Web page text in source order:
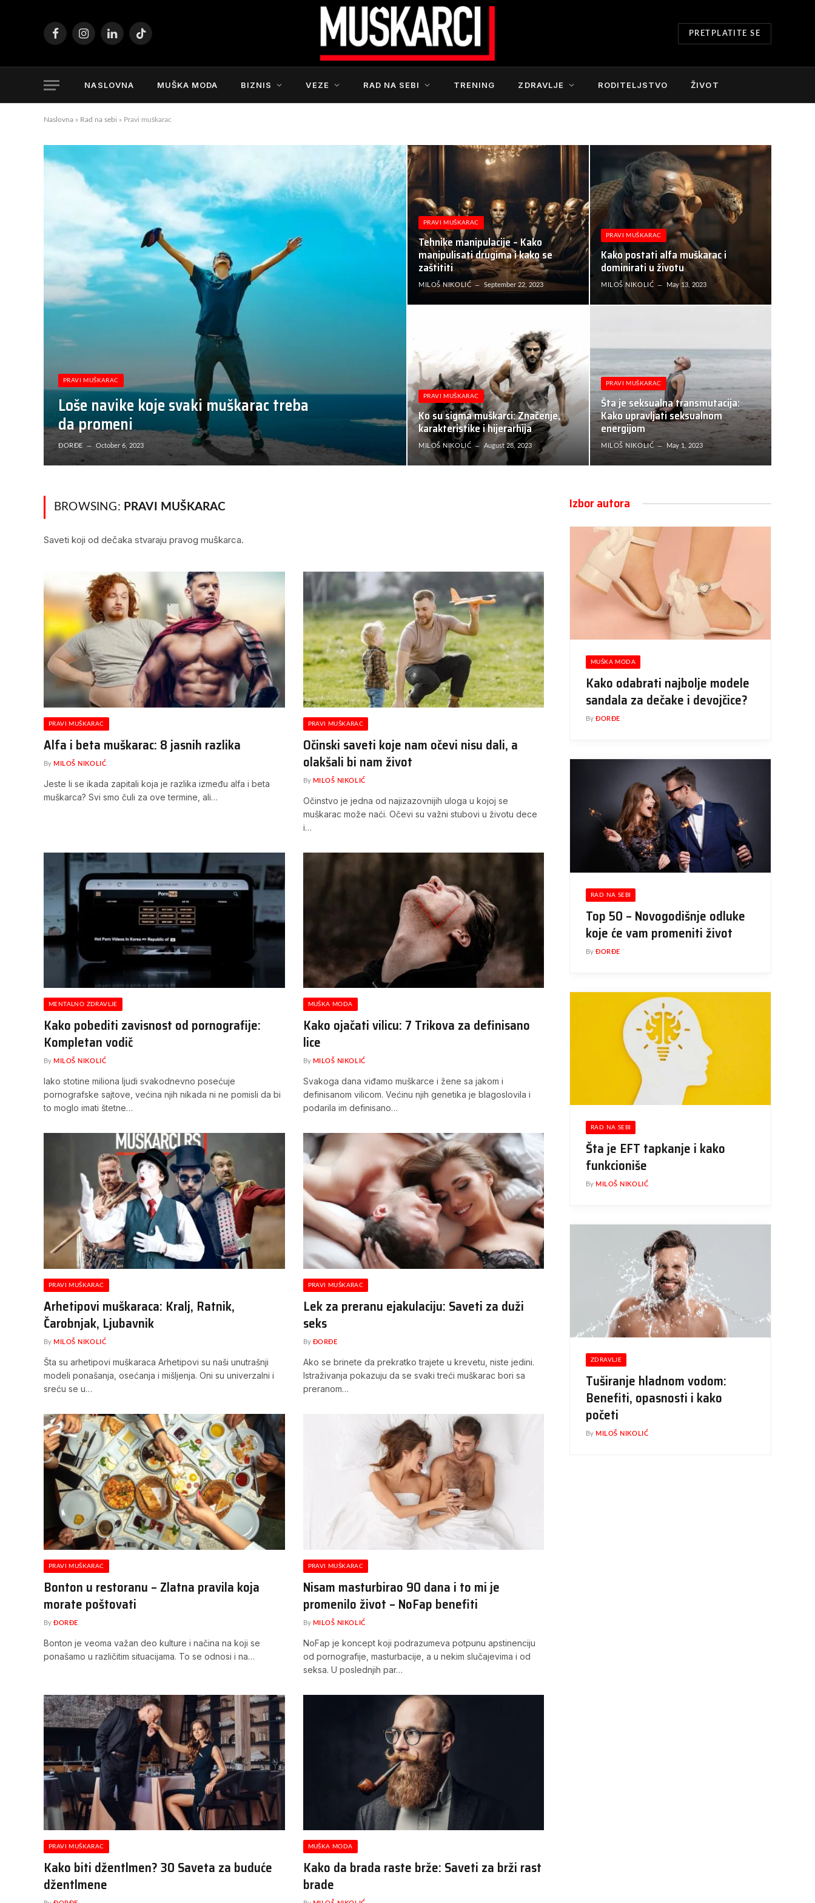
FacebookInstagramLinkedInTikTok
PRETPLATITE SE
NASLOVNA MUŠKA MODA BIZNIS VEZE RAD NA SEBI TRENING ZDRAVLJE RODITELJSTVO ŽIVOT
Naslovna » Rad na sebi » Pravi muškarac
PRAVI MUŠKARAC
Loše navike koje svaki muškarac treba
da promeni
ĐORĐE October 6, 2023
PRAVI MUŠKARAC
Tehnike manipulacije – Kako
manipulisati drugima i kako se
zaštititi
MILOŠ NIKOLIĆ September 22, 2023
PRAVI MUŠKARAC
Ko su sigma muškarci: Značenje,
karakteristike i hijerarhija
MILOŠ NIKOLIĆ August 28, 2023
PRAVI MUŠKARAC
Kako postati alfa muškarac i
dominirati u životu
MILOŠ NIKOLIĆ May 13, 2023
PRAVI MUŠKARAC
Šta je seksualna transmutacija:
Kako upravljati seksualnom
energijom
MILOŠ NIKOLIĆ May 1, 2023
BROWSING: PRAVI MUŠKARAC
Saveti koji od dečaka stvaraju pravog muškarca.
PRAVI MUŠKARAC
Alfa i beta muškarac: 8 jasnih razlika
By MILOŠ NIKOLIĆ
Jeste li se ikada zapitali koja je razlika između alfa i beta
muškarca? Svi smo čuli za ove termine, ali…
PRAVI MUŠKARAC
Očinski saveti koje nam očevi nisu dali, a
olakšali bi nam život
By MILOŠ NIKOLIĆ
Očinstvo je jedna od najizazovnijih uloga u kojoj se
muškarac može naći. Očevi su važni stubovi u životu dece
i…
MENTALNO ZDRAVLJE
Kako pobediti zavisnost od pornografije:
Kompletan vodič
By MILOŠ NIKOLIĆ
Iako stotine miliona ljudi svakodnevno posećuje
pornografske sajtove, većina njih nikada ni ne pomisli da bi
to moglo imati štetne…
MUŠKA MODA
Kako ojačati vilicu: 7 Trikova za definisano
lice
By MILOŠ NIKOLIĆ
Svakoga dana viđamo muškarce i žene sa jakom i
definisanom vilicom. Većinu njih genetika je blagoslovila i
podarila im definisano…
PRAVI MUŠKARAC
Arhetipovi muškaraca: Kralj, Ratnik,
Čarobnjak, Ljubavnik
By MILOŠ NIKOLIĆ
Šta su arhetipovi muškaraca Arhetipovi su naši unutrašnji
modeli ponašanja, osećanja i mišljenja. Oni su univerzalni i
sreću se u…
PRAVI MUŠKARAC
Lek za preranu ejakulaciju: Saveti za duži
seks
By ĐORĐE
Ako se brinete da prekratko trajete u krevetu, niste jedini.
Istraživanja pokazuju da se svaki treći muškarac bori sa
preranom…
PRAVI MUŠKARAC
Bonton u restoranu – Zlatna pravila koja
morate poštovati
By ĐORĐE
Bonton je veoma važan deo kulture i načina na koji se
ponašamo u različitim situacijama. To se odnosi i na…
PRAVI MUŠKARAC
Nisam masturbirao 90 dana i to mi je
promenilo život – NoFap benefiti
By MILOŠ NIKOLIĆ
NoFap je koncept koji podrazumeva potpunu apstinenciju
od pornografije, masturbacije, a u nekim slučajevima i od
seksa. U poslednjih par…
PRAVI MUŠKARAC
Kako biti džentlmen? 30 Saveta za buduće
džentlmene
MUŠKA MODA
Kako da brada raste brže: Saveti za brži rast
brade
Izbor autora
MUŠKA MODA
Kako odabrati najbolje modele
sandala za dečake i devojčice?
By ĐORĐE
RAD NA SEBI
Top 50 – Novogodišnje odluke
koje će vam promeniti život
By ĐORĐE
RAD NA SEBI
Šta je EFT tapkanje i kako
funkcioniše
By MILOŠ NIKOLIĆ
ZDRAVLJE
Tuširanje hladnom vodom:
Benefiti, opasnosti i kako
početi
By MILOŠ NIKOLIĆ